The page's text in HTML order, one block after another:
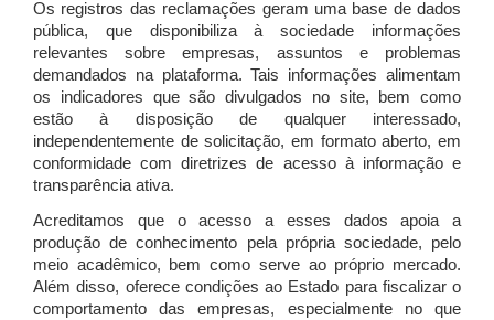
Os registros das reclamações geram uma base de dados
pública, que disponibiliza à sociedade informações
relevantes sobre empresas, assuntos e problemas
demandados na plataforma. Tais informações alimentam
os indicadores que são divulgados no site, bem como
estão à disposição de qualquer interessado,
independentemente de solicitação, em formato aberto, em
conformidade com diretrizes de acesso à informação e
transparência ativa.
Acreditamos que o acesso a esses dados apoia a
produção de conhecimento pela própria sociedade, pelo
meio acadêmico, bem como serve ao próprio mercado.
Além disso, oferece condições ao Estado para fiscalizar o
comportamento das empresas, especialmente no que